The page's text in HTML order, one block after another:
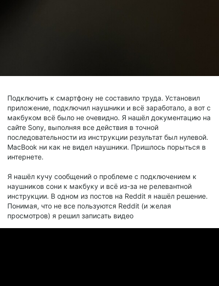
Подключить к смартфону не составило труда. Установил
приложение, подключил наушники и всё заработало, а вот с
макбуком всё было не очевидно. Я нашёл документацию на
сайте Sony, выполняя все действия в точной
последовательности из инструкции результат был нулевой.
MacBook ни как не видел наушники. Пришлось порыться в
интернете.
Я нашёл кучу сообщений о проблеме с подключением к
наушников сони к макбуку и всё из-за не релевантной
инструкции. В одном из постов на Reddit я нашёл решение.
Понимая, что не все пользуются Reddit (и желая
просмотров) я решил записать видео